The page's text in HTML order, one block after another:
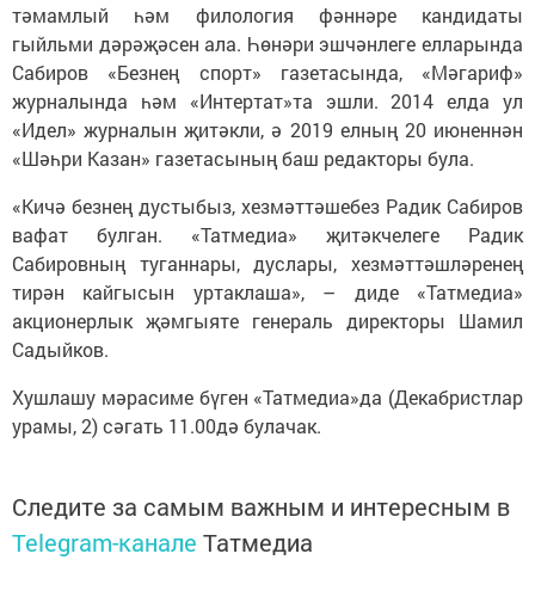
тәмамлый һәм филология фәннәре кандидаты
гыйльми дәрәҗәсен ала. Һөнәри эшчәнлеге елларында
Сабиров «Безнең спорт» газетасында, «Мәгариф»
журналында һәм «Интертат»та эшли. 2014 елда ул
«Идел» журналын җитәкли, ә 2019 елның 20 июненнән
«Шәһри Казан» газетасының баш редакторы була.
«Кичә безнең дустыбыз, хезмәттәшебез Радик Сабиров
вафат булган. «Татмедиа» җитәкчелеге Радик
Сабировның туганнары, дуслары, хезмәттәшләренең
тирән кайгысын уртаклаша», – диде «Татмедиа»
акционерлык җәмгыяте генераль директоры Шамил
Садыйков.
Хушлашу мәрасиме бүген «Татмедиа»да (Декабристлар
урамы, 2) сәгать 11.00дә булачак.
Следите за самым важным и интересным в
Telegram-канале Татмедиа